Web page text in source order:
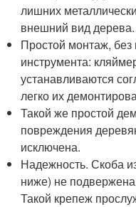
лишних
внешний вид дерева.
Простой монтаж, без
инструмента:
устанавливаются
легко их
Такой же простой
повреждения
исключена.
Надежность. Скоба
ниже) не
Такой крепеж